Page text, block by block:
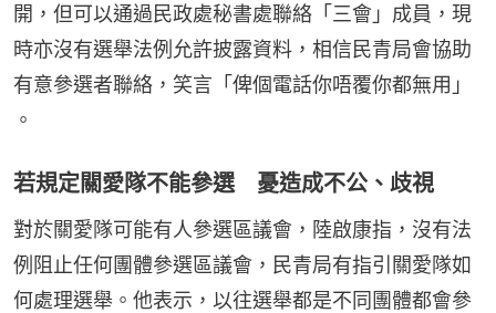
開，但可以通過民政處秘書處聯絡「三會」成員，現
時亦沒有選舉法例允許披露資料，相信民青局會協助
有意參選者聯絡，笑言「俾個電話你唔覆你都無用」
。
若規定關愛隊不能參選 憂造成不公、歧視
對於關愛隊可能有人參選區議會，陸啟康指，沒有法
例阻止任何團體參選區議會，民青局有指引關愛隊如
何處理選舉。他表示，以往選舉都是不同團體都會參